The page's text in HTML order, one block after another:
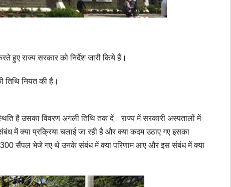
हुए राज्य सरकार को निर्देश जारी किये हैं।
तिथि नियत की है।
है उसका विवरण अगली तिथि तक दें। राज्य में सरकारी अस्पतालों में
में क्या प्रक्रिया चलाई जा रही है और क्या कदम उठाए गए इसका
300 सैंपल भेजे गए थे उनके संबंध में क्या परिणाम आए और इस संबंध में क्या